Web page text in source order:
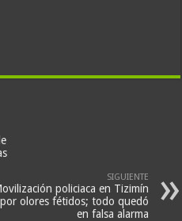
SIGUIENTE
policiaca en Tizimín
por olores fétidos; todo quedó
en falsa alarma